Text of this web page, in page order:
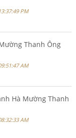
PM
Thanh Ông
AM
Hà Mường Thanh
AM